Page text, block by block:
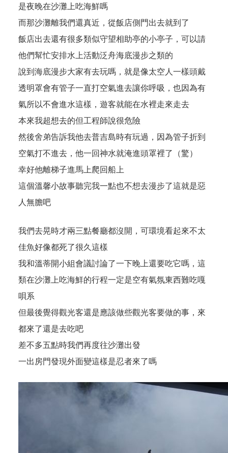
是夜晚在沙灘上吃海鮮嗎
而那沙灘離我們還真近，從飯店側門出去就到了
飯店出去還有很多類似守望相助亭的小亭子，可以請
他們幫忙安排水上活動泛舟海底漫步之類的
說到海底漫步大家有去玩嗎，就是像太空人一樣頭戴
透明罩會有管子一直打空氣進去讓你呼吸，也因為有
氣所以不會進水這樣，遊客就能在水裡走來走去
本來我超想去的但工程師說很危險
然後舍弟告訴我他去普吉島時有玩過，因為管子折到
空氣打不進去，他一回神水就淹進頭罩裡了（驚）
幸好他離梯子進馬上爬回船上
這個溫馨小故事聽完我一點也不想去漫步了這就是惡
人無膽吧
我們去晃時才兩三點餐廳都沒開，可環境看起來不太
佳魚好像都死了很久這樣
我和溫蒂開小組會議討論了一下晚上還要吃它嗎，這
類在沙灘上吃海鮮的行程一定是空有氣氛東西難吃嘎
唄系
但最後覺得觀光客還是應該做些觀光客要做的事，來
都來了還是去吃吧
差不多五點時我們再度往沙灘出發
一出房門發現外面變這樣是忍者來了嗎